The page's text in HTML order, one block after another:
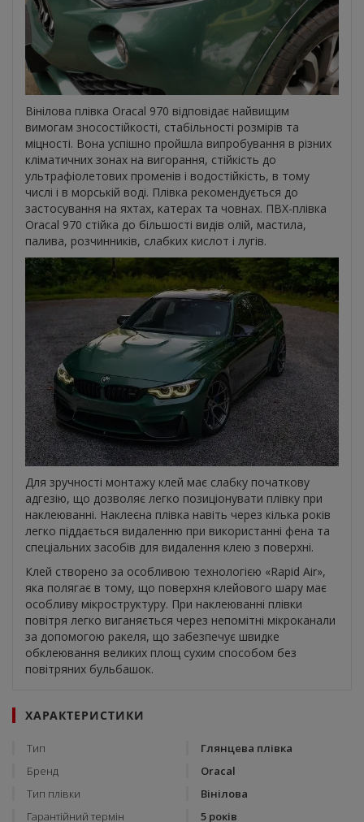
Вінілова плівка Oracal 970 відповідає найвищим
вимогам зносостійкості, стабільності розмірів та
міцності. Вона успішно пройшла випробування в різних
кліматичних зонах на вигорання, стійкість до
ультрафіолетових променів і водостійкість, в тому
числі і в морській воді. Плівка рекомендується до
застосування на яхтах, катерах та човнах. ПВХ-плівка
Oracal 970 стійка до більшості видів олій, мастила,
палива, розчинників, слабких кислот і лугів.
Для зручності монтажу клей має слабку початкову
адгезію, що дозволяє легко позиціонувати плівку при
наклеюванні. Наклеєна плівка навіть через кілька років
легко піддається видаленню при використанні фена та
спеціальних засобів для видалення клею з поверхні.
Клей створено за особливою технологією «Rapid Air»,
яка полягає в тому, що поверхня клейового шару має
особливу мікроструктуру. При наклеюванні плівки
повітря легко виганяється через непомітні мікроканали
за допомогою ракеля, що забезпечує швидке
обклеювання великих площ сухим способом без
повітряних бульбашок.
ХАРАКТЕРИСТИКИ
Тип
Глянцева плівка
Бренд
Oracal
Тип плівки
Вінілова
Гарантійний термін
5 років